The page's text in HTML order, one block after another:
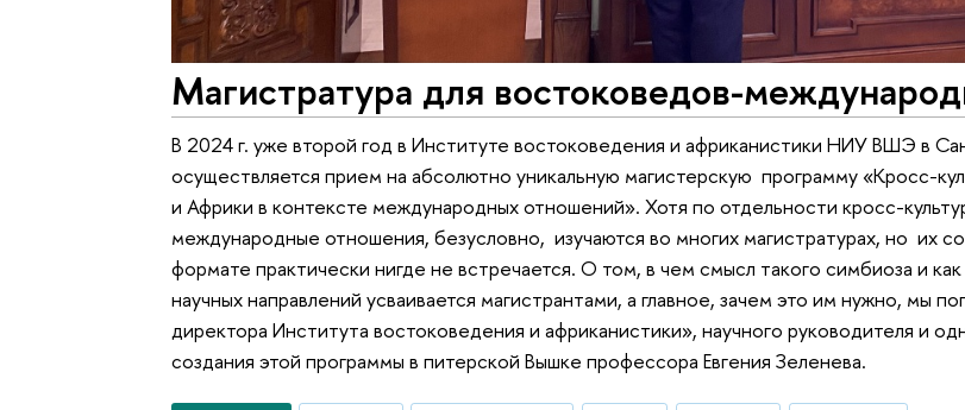
Магистратура для востоковедов-
В 2024 г. уже второй год в Институте востоковедения и африканистики НИУ ВШЭ в
осуществляется прием на абсолютно уникальную магистерскую программу «Кросс-
и Африки в контексте международных отношений». Хотя по отдельности кросс-
международные отношения, безусловно, изучаются во многих магистратурах, но их
формате практически нигде не встречается. О том, в чем смысл такого симбиоза и
научных направлений усваивается магистрантами, а главное, зачем это им нужно, мы
директора Института востоковедения и африканистики», научного руководителя и
создания этой программы в питерской Вышке профессора Евгения Зеленева.